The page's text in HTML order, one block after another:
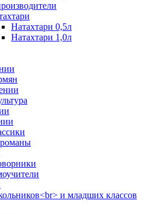
Натахтари 0,5л
Натахтари 1,0л
и младших классов